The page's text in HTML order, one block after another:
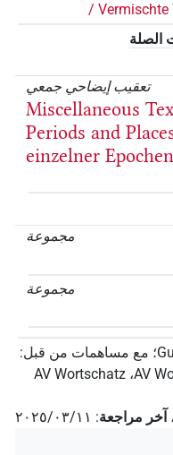
/ Vermischte
الصلة
تعقيب إيضاحي جمعي
Miscellaneous
Periods and
einzelner
مجموعة
مجموعة
؛ مع مساهمات من قبل:
AV، AV Wortschatz
، آخر مراجعة: ٢٠٢٥/٠٣/١١